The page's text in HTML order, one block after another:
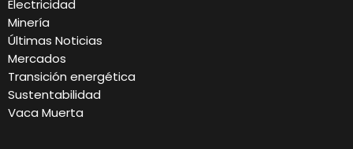
Electricidad
Minería
Últimas Noticias
Mercados
Transición energética
Sustentabilidad
Vaca Muerta